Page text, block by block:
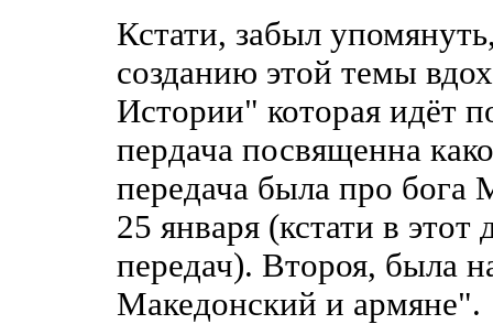
Кстати, забыл
созданию этой темы
Истории" которая идёт
пердача посвященна
передача была про
25 января (кстати в
передач). Второя, была
Македонский и армяне".